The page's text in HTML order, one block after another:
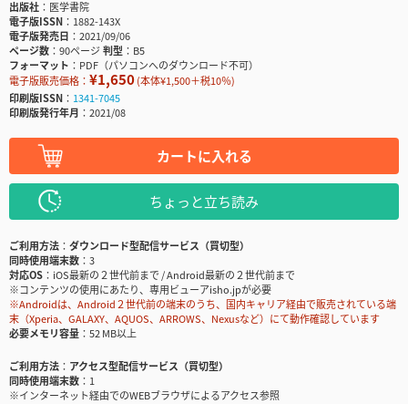
出版社
医学書院
電子版ISSN
1882-143X
電子版発売日
2021/09/06
ページ数
90ページ判型
B5
フォーマット
PDF（パソコンへのダウンロード不可）
電子版販売価格： ¥1,650(本体¥1,500＋税10％)
印刷版ISSN
1341-7045
印刷版発行年月
2021/08
カートに入れる
ちょっと立ち読み
ご利用方法
ダウンロード型配信サービス（買切型）
同時使用端末数
3
対応OS
iOS最新の２世代前まで / Android最新の２世代前まで
※コンテンツの使用にあたり、専用ビューアisho.jpが必要
※Androidは、Android２世代前の端末のうち、国内キャリア経由で販売されている端
末（Xperia、GALAXY、AQUOS、ARROWS、Nexusなど）にて動作確認しています
必要メモリ容量
52 MB以上
ご利用方法
アクセス型配信サービス（買切型）
同時使用端末数
1
※インターネット経由でのWEBブラウザによるアクセス参照